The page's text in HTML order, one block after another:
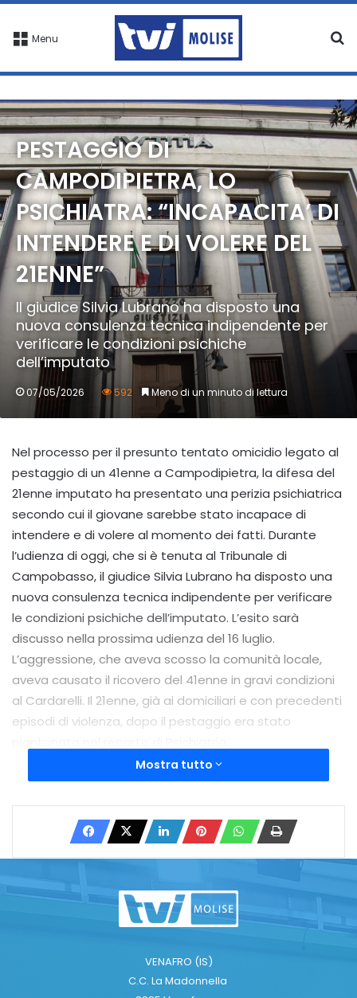
Menu
PESTAGGIO DI
CAMPODIPIETRA, LO
PSICHIATRA: “INCAPACITA’ DI
INTENDERE E DI VOLERE DEL
21ENNE”
Il giudice Silvia Lubrano ha disposto una
nuova consulenza tecnica indipendente per
verificare le condizioni psichiche
dell’imputato
07/05/2026 592 Meno di un minuto di lettura
Nel processo per il presunto tentato omicidio legato al
pestaggio di un 41enne a Campodipietra, la difesa del
21enne imputato ha presentato una perizia psichiatrica
secondo cui il giovane sarebbe stato incapace di
intendere e di volere al momento dei fatti. Durante
l’udienza di oggi, che si è tenuta al Tribunale di
Campobasso, il giudice Silvia Lubrano ha disposto una
nuova consulenza tecnica indipendente per verificare
le condizioni psichiche dell’imputato. L’esito sarà
discusso nella prossima udienza del 16 luglio.
L’aggressione, che aveva scosso la comunità locale,
aveva causato il ricovero del 41enne in gravi condizioni
al Cardarelli. Il 21enne, già ai domiciliari e con precedenti
episodi di violenza, dopo il pestaggio era stato
Copy URL
Mostra tutto
VENAFRO (IS)
C.C. La Madonnella